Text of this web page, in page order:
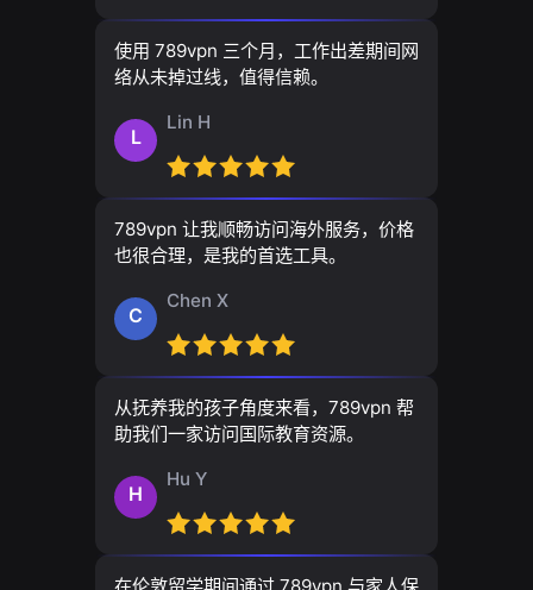
使用 789vpn 三个月，工作出差期间网
络从未掉过线，值得信赖。
L
Lin H
789vpn 让我顺畅访问海外服务，价格
也很合理，是我的首选工具。
C
Chen X
从抚养我的孩子角度来看，789vpn 帮
助我们一家访问国际教育资源。
H
Hu Y